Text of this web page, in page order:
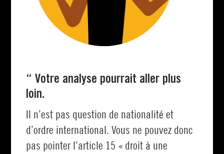
“ Votre analyse pourrait aller plus
loin.
Il n’est pas question de nationalité et
d’ordre international. Vous ne pouvez donc
pas pointer l’article 15 « droit à une